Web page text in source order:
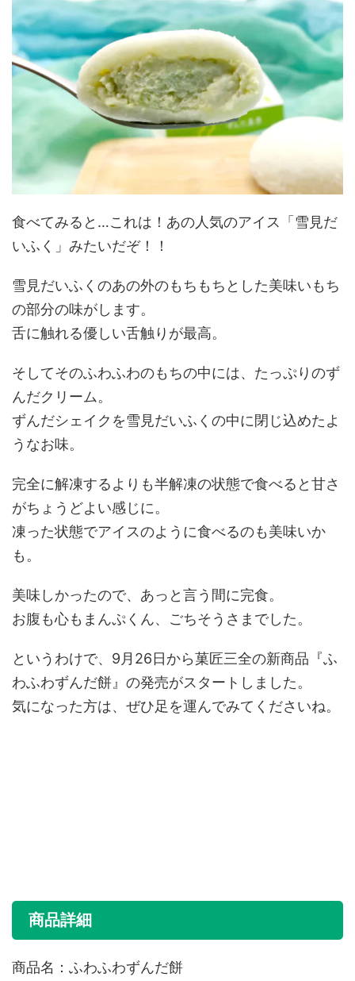
食べてみると…これは！あの人気のアイス「雪見だ
いふく」みたいだぞ！！
雪見だいふくのあの外のもちもちとした美味いもち
の部分の味がします。
舌に触れる優しい舌触りが最高。
そしてそのふわふわのもちの中には、たっぷりのず
んだクリーム。
ずんだシェイクを雪見だいふくの中に閉じ込めたよ
うなお味。
完全に解凍するよりも半解凍の状態で食べると甘さ
がちょうどよい感じに。
凍った状態でアイスのように食べるのも美味いか
も。
美味しかったので、あっと言う間に完食。
お腹も心もまんぷくん、ごちそうさまでした。
というわけで、9月26日から菓匠三全の新商品『ふ
わふわずんだ餅』の発売がスタートしました。
気になった方は、ぜひ足を運んでみてくださいね。
商品詳細
商品名：ふわふわずんだ餅